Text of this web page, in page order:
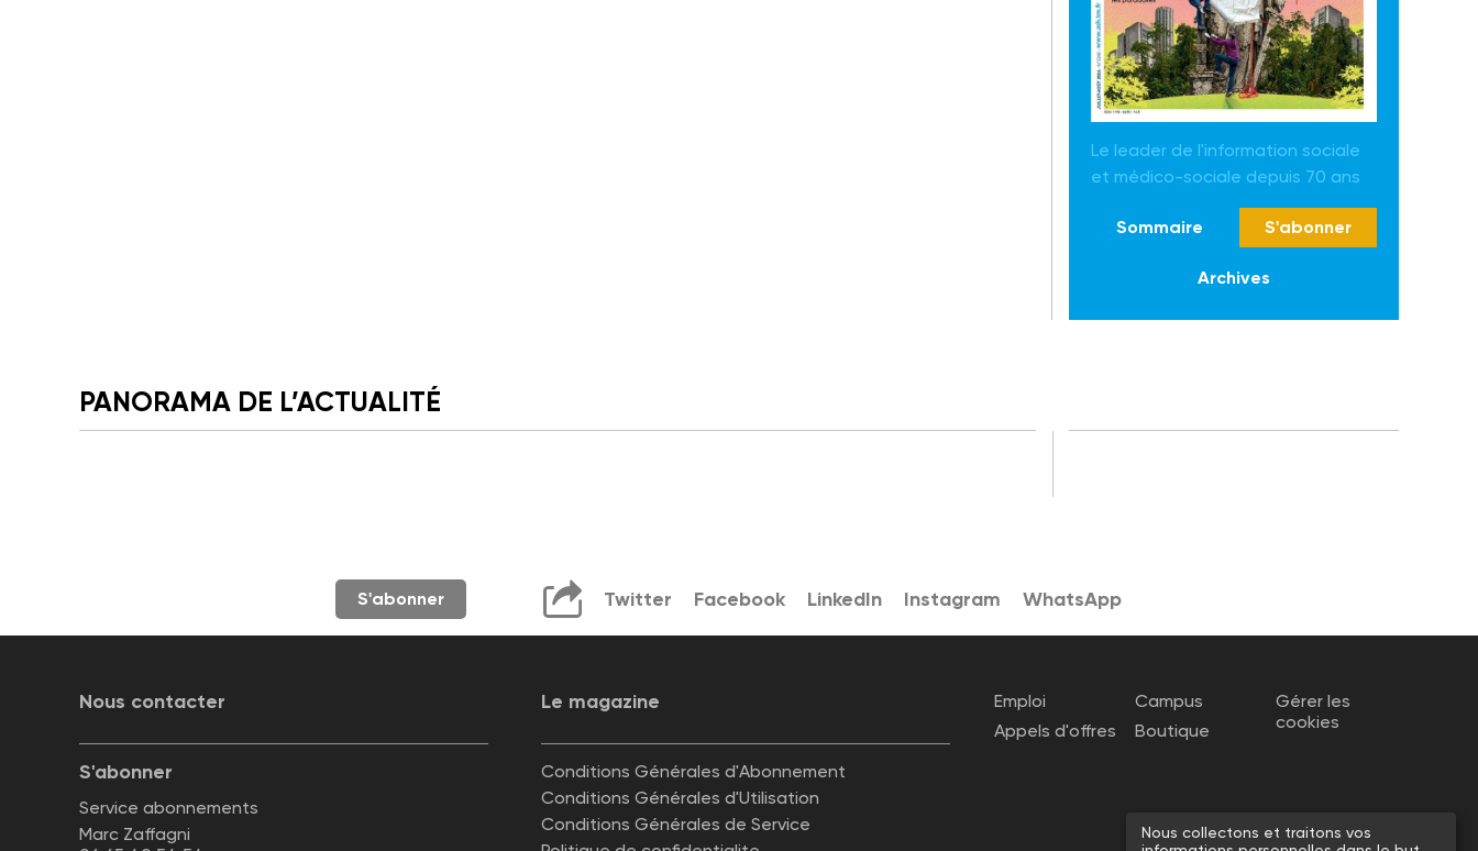
Le leader de l'information sociale
et médico-sociale depuis 70 ans
Sommaire S'abonner
Archives
PANORAMA DE L’ACTUALITÉ
S'abonner Twitter Facebook LinkedIn Instagram WhatsApp
Nous contacter Le magazine
S'abonner
Service abonnements
Marc Zaffagni
Conditions Générales d'Abonnement
Conditions Générales d'Utilisation
Conditions Générales de Service
Emploi
Appels d'offres
Campus
Boutique
Gérer les
cookies
Nous collectons et traitons vos